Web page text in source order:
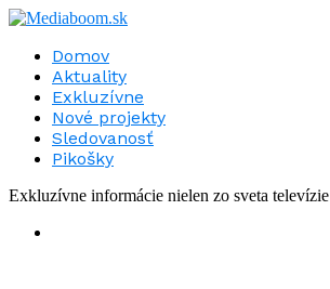
Domov
Aktuality
Exkluzívne
Nové projekty
Sledovanosť
Pikošky
Exkluzívne informácie nielen zo sveta televízie